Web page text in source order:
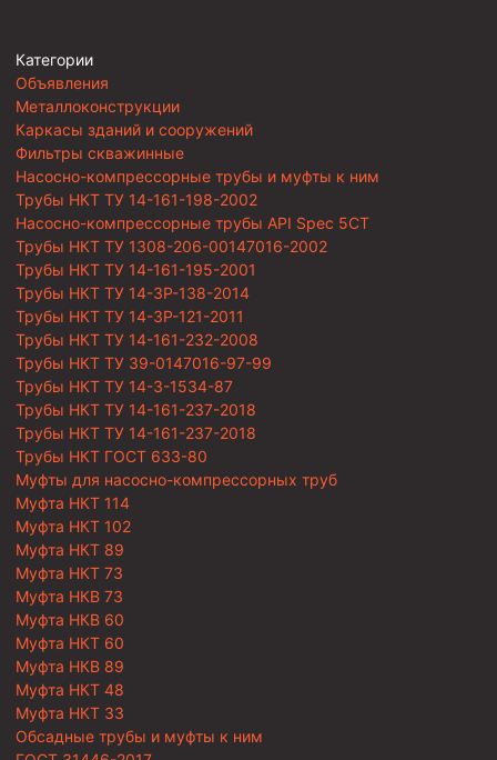
Категории
Объявления
Металлоконструкции
Каркасы зданий и сооружений
Фильтры скважинные
Насосно-компрессорные трубы и муфты к ним
Трубы НКТ ТУ 14-161-198-2002
Насосно-компрессорные трубы API Spec 5CT
Трубы НКТ ТУ 1308-206-00147016-2002
Трубы НКТ ТУ 14-161-195-2001
Трубы НКТ ТУ 14-3Р-138-2014
Трубы НКТ ТУ 14-3Р-121-2011
Трубы НКТ ТУ 14-161-232-2008
Трубы НКТ ТУ 39-0147016-97-99
Трубы НКТ ТУ 14-3-1534-87
Трубы НКТ ТУ 14-161-237-2018
Трубы НКТ ТУ 14-161-237-2018
Трубы НКТ ГОСТ 633-80
Муфты для насосно-компрессорных труб
Муфта НКТ 114
Муфта НКТ 102
Муфта НКТ 89
Муфта НКТ 73
Муфта НКВ 73
Муфта НКВ 60
Муфта НКТ 60
Муфта НКВ 89
Муфта НКТ 48
Муфта НКТ 33
Обсадные трубы и муфты к ним